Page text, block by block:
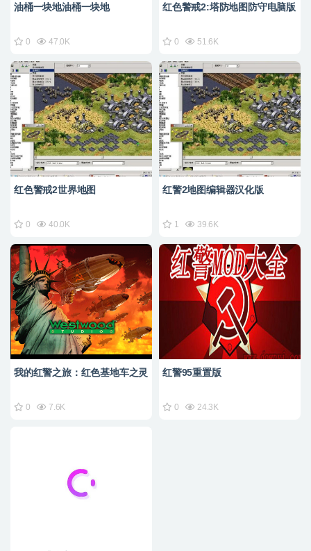
油桶一块地油桶一块地
0 47.0K
红色警戒2:塔防地图防守电脑版
0 51.6K
红色警戒2世界地图
0 40.0K
红警2地图编辑器汉化版
1 39.6K
我的红警之旅：红色基地车之灵
0 7.6K
红警95重置版
0 24.3K